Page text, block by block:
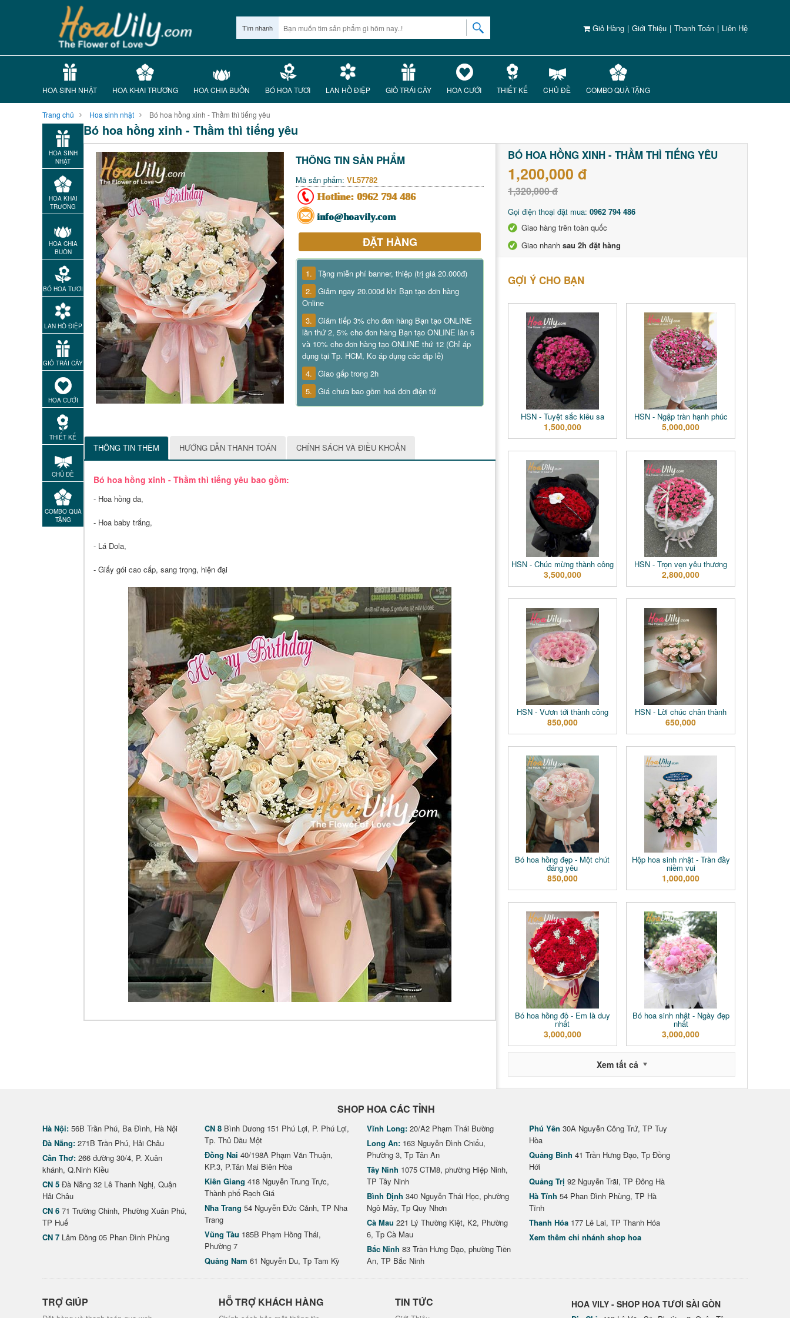
Giỏ Hàng | Giới Thiệu | Thanh Toán | Liên Hệ
Tìm nhanh
HOA SINH NHẬT HOA KHAI TRƯƠNG HOA CHIA BUỒN BÓ HOA TƯƠI LAN HỒ ĐIỆP GIỎ TRÁI CÂY HOA CƯỚI THIẾT KẾ CHỦ ĐỀ COMBO QUÀ TẶNG
Trang chủ Hoa sinh nhật Bó hoa hồng xinh - Thầm thì tiếng yêu
HOA SINH
NHẬT
HOA KHAI
TRƯƠNG
HOA CHIA
BUỒN
BÓ HOA TƯƠI
LAN HỒ ĐIỆP
GIỎ TRÁI CÂY
HOA CƯỚI
THIẾT KẾ
CHỦ ĐỀ
COMBO QUÀ
TẶNG
Bó hoa hồng xinh - Thầm thì tiếng yêu
THÔNG TIN SẢN PHẨM
Mã sản phẩm: VL57782
Hotline: 0962 794 486
info@hoavily.com
ĐẶT HÀNG
1. Tặng miễn phí banner, thiệp (trị giá 20.000đ)
2. Giảm ngay 20.000đ khi Bạn tạo đơn hàng
Online
3. Giảm tiếp 3% cho đơn hàng Bạn tạo ONLINE
lần thứ 2, 5% cho đơn hàng Bạn tạo ONLINE lần 6
và 10% cho đơn hàng tạo ONLINE thứ 12 (Chỉ áp
dụng tại Tp. HCM, Ko áp dụng các dịp lễ)
4. Giao gấp trong 2h
5. Giá chưa bao gồm hoá đơn điện tử
THÔNG TIN THÊM HƯỚNG DẪN THANH TOÁN CHÍNH SÁCH VÀ ĐIỀU KHOẢN
Bó hoa hồng xinh - Thầm thì tiếng yêu bao gồm:
- Hoa hồng da,
- Hoa baby trắng,
- Lá Dola,
- Giấy gói cao cấp, sang trọng, hiện đại
BÓ HOA HỒNG XINH - THẦM THÌ TIẾNG YÊU
1,200,000 đ
1,320,000 đ
Gọi điện thoại đặt mua: 0962 794 486
Giao hàng trên toàn quốc
Giao nhanh sau 2h đặt hàng
GỢI Ý CHO BẠN
HSN - Tuyệt sắc kiêu sa
1,500,000
HSN - Ngập tràn hạnh phúc
5,000,000
HSN - Chúc mừng thành công
3,500,000
HSN - Trọn vẹn yêu thương
2,800,000
HSN - Vươn tới thành công
850,000
HSN - Lời chúc chân thành
650,000
Bó hoa hồng đẹp - Một chút
đáng yêu
850,000
Hộp hoa sinh nhật - Tràn đầy
niềm vui
1,000,000
Bó hoa hồng đỏ - Em là duy
nhất
3,000,000
Bó hoa sinh nhật - Ngày đẹp
nhất
3,000,000
Xem tất cả
SHOP HOA CÁC TỈNH
Hà Nội: 56B Trần Phú, Ba Đình, Hà Nội
Đà Nẵng: 271B Trần Phú, Hải Châu
Cần Thơ: 266 đường 30/4, P. Xuân
khánh, Q.Ninh Kiều
CN 5 Đà Nẵng 32 Lê Thanh Nghị, Quận
Hải Châu
CN 6 71 Trường Chinh, Phường Xuân Phú,
TP Huế
CN 7 Lâm Đồng 05 Phan Đình Phùng
CN 8 Bình Dương 151 Phú Lợi, P. Phú Lợi,
Tp. Thủ Dầu Một
Đồng Nai 40/198A Phạm Văn Thuận,
KP.3, P.Tân Mai Biên Hòa
Kiên Giang 418 Nguyễn Trung Trực,
Thành phố Rạch Giá
Nha Trang 54 Nguyễn Đức Cảnh, TP Nha
Trang
Vũng Tàu 185B Phạm Hồng Thái,
Phường 7
Quảng Nam 61 Nguyễn Du, Tp Tam Kỳ
Vĩnh Long: 20/A2 Phạm Thái Bường
Long An: 163 Nguyễn Đình Chiểu,
Phường 3, Tp Tân An
Tây Ninh 1075 CTM8, phường Hiệp Ninh,
TP Tây Ninh
Bình Định 340 Nguyễn Thái Học, phường
Ngô Mây, Tp Quy Nhơn
Cà Mau 221 Lý Thường Kiệt, K2, Phường
6, Tp Cà Mau
Bắc Ninh 83 Trần Hưng Đạo, phường Tiền
An, TP Bắc Ninh
Phú Yên 30A Nguyễn Công Trứ, TP Tuy
Hòa
Quảng Bình 41 Trần Hưng Đạo, Tp Đồng
Hới
Quảng Trị 92 Nguyễn Trãi, TP Đông Hà
Hà Tĩnh 54 Phan Đình Phùng, TP Hà
Tĩnh
Thanh Hóa 177 Lê Lai, TP Thanh Hóa
Xem thêm chi nhánh shop hoa
TRỢ GIÚP HỖ TRỢ KHÁCH HÀNG TIN TỨC HOA VILY - SHOP HOA TƯƠI SÀI GÒN